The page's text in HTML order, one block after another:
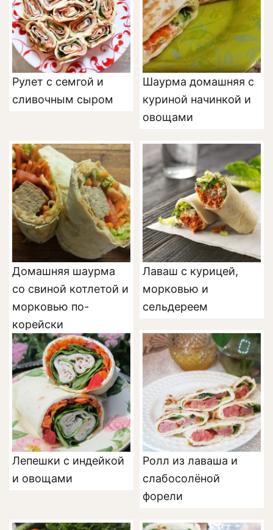
Рулет с семгой и
сливочным сыром
Шаурма домашняя с
куриной начинкой и
овощами
Домашняя шаурма
со свиной котлетой и
морковью по-
корейски
Лаваш с курицей,
морковью и
сельдереем
Лепешки с индейкой
и овощами
Ролл из лаваша и
слабосолёной
форели